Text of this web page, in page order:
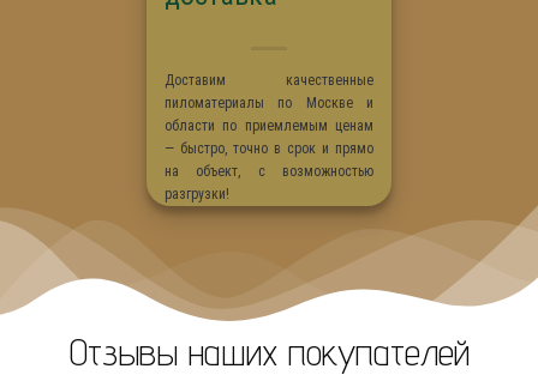
Доставим качественные
пиломатериалы по Москве и
области по приемлемым ценам
— быстро, точно в срок и прямо
на объект, с возможностью
разгрузки!
Отзывы наших покупателей